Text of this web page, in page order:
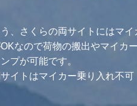
、さくらの両サイトにはマイ
なので荷物の搬出やマイカ
プが可能です。
イトはマイカー乗り入れ不可